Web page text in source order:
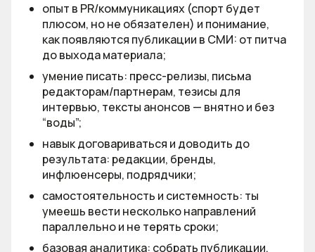
опыт в PR/коммуникациях (спорт будет
плюсом, но не обязателен) и понимание,
как появляются публикации в СМИ: от питча
до выхода материала;
умение писать: пресс-релизы, письма
редакторам/партнерам, тезисы для
интервью, тексты анонсов — внятно и без
“воды”;
навык договариваться и доводить до
результата: редакции, бренды,
инфлюенсеры, подрядчики;
самостоятельность и системность: ты
умеешь вести несколько направлений
параллельно и не терять сроки;
базовая аналитика: собрать публикации,